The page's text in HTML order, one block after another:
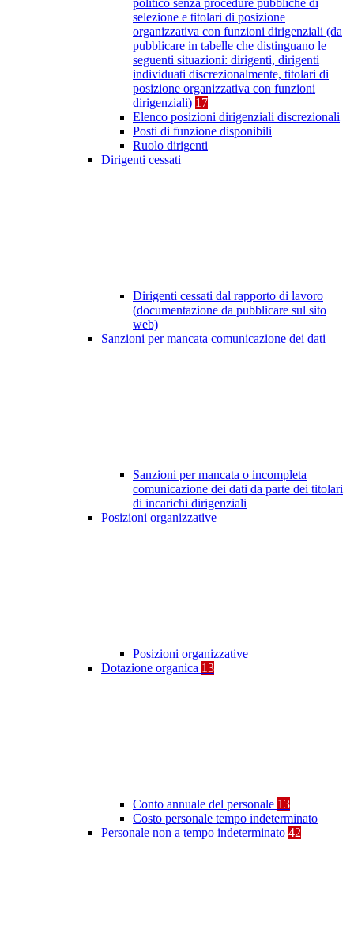
politico senza procedure pubbliche di
selezione e titolari di posizione
organizzativa con funzioni dirigenziali (da
pubblicare in tabelle che distinguano le
seguenti situazioni: dirigenti, dirigenti
individuati discrezionalmente, titolari di
posizione organizzativa con funzioni
dirigenziali) 17
Elenco posizioni dirigenziali discrezionali
Posti di funzione disponibili
Ruolo dirigenti
Dirigenti cessati
Dirigenti cessati dal rapporto di lavoro
(documentazione da pubblicare sul sito
web)
Sanzioni per mancata comunicazione dei dati
Sanzioni per mancata o incompleta
comunicazione dei dati da parte dei titolari
di incarichi dirigenziali
Posizioni organizzative
Posizioni organizzative
Dotazione organica 13
Conto annuale del personale 13
Costo personale tempo indeterminato
Personale non a tempo indeterminato 42